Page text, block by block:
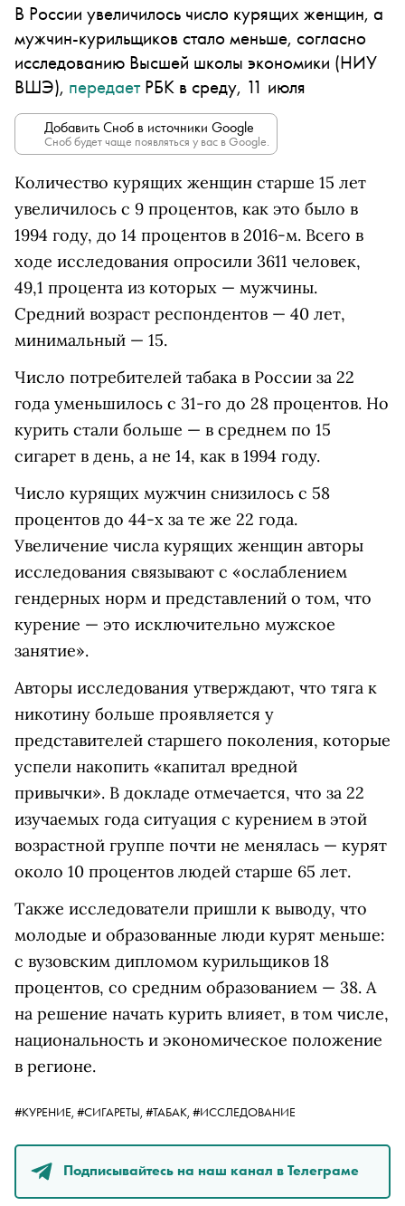
В России увеличилось число курящих женщин, а
мужчин-курильщиков стало меньше, согласно
исследованию Высшей школы экономики (НИУ
ВШЭ), передаетРБК в среду, 11 июля
Добавить Сноб в источники Google
Сноб будет чаще появляться у вас в Google.
Количество курящих женщин старше 15 лет
увеличилось с 9 процентов, как это было в
1994 году, до 14 процентов в 2016-м. Всего в
ходе исследования опросили 3611 человек,
49,1 процента из которых — мужчины.
Средний возраст респондентов — 40 лет,
минимальный — 15.
Число потребителей табака в России за 22
года уменьшилось с 31-го до 28 процентов. Но
курить стали больше — в среднем по 15
сигарет в день, а не 14, как в 1994 году.
Число курящих мужчин снизилось с 58
процентов до 44-х за те же 22 года.
Увеличение числа курящих женщин авторы
исследования связывают с «ослаблением
гендерных норм и представлений о том, что
курение — это исключительно мужское
занятие».
Авторы исследования утверждают, что тяга к
никотину больше проявляется у
представителей старшего поколения, которые
успели накопить «капитал вредной
привычки». В докладе отмечается, что за 22
изучаемых года ситуация с курением в этой
возрастной группе почти не менялась — курят
около 10 процентов людей старше 65 лет.
Также исследователи пришли к выводу, что
молодые и образованные люди курят меньше:
с вузовским дипломом курильщиков 18
процентов, со средним образованием — 38. А
на решение начать курить влияет, в том числе,
национальность и экономическое положение
в регионе.
#КУРЕНИЕ, #СИГАРЕТЫ, #ТАБАК, #ИССЛЕДОВАНИЕ
Подписывайтесь на наш канал в Телеграме